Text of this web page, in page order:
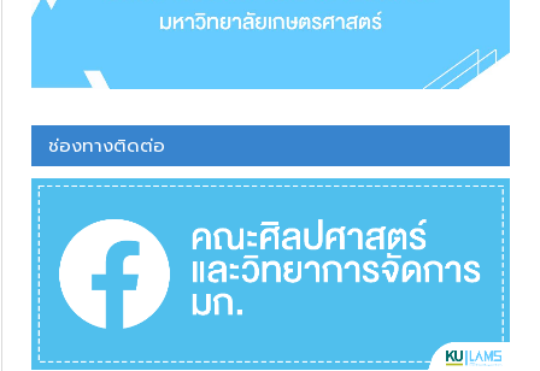
ช่องทางติดต่อ